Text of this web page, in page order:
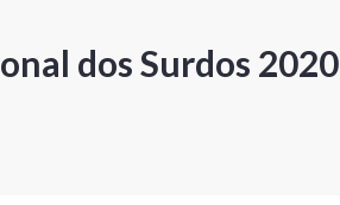
dos Surdos 2020